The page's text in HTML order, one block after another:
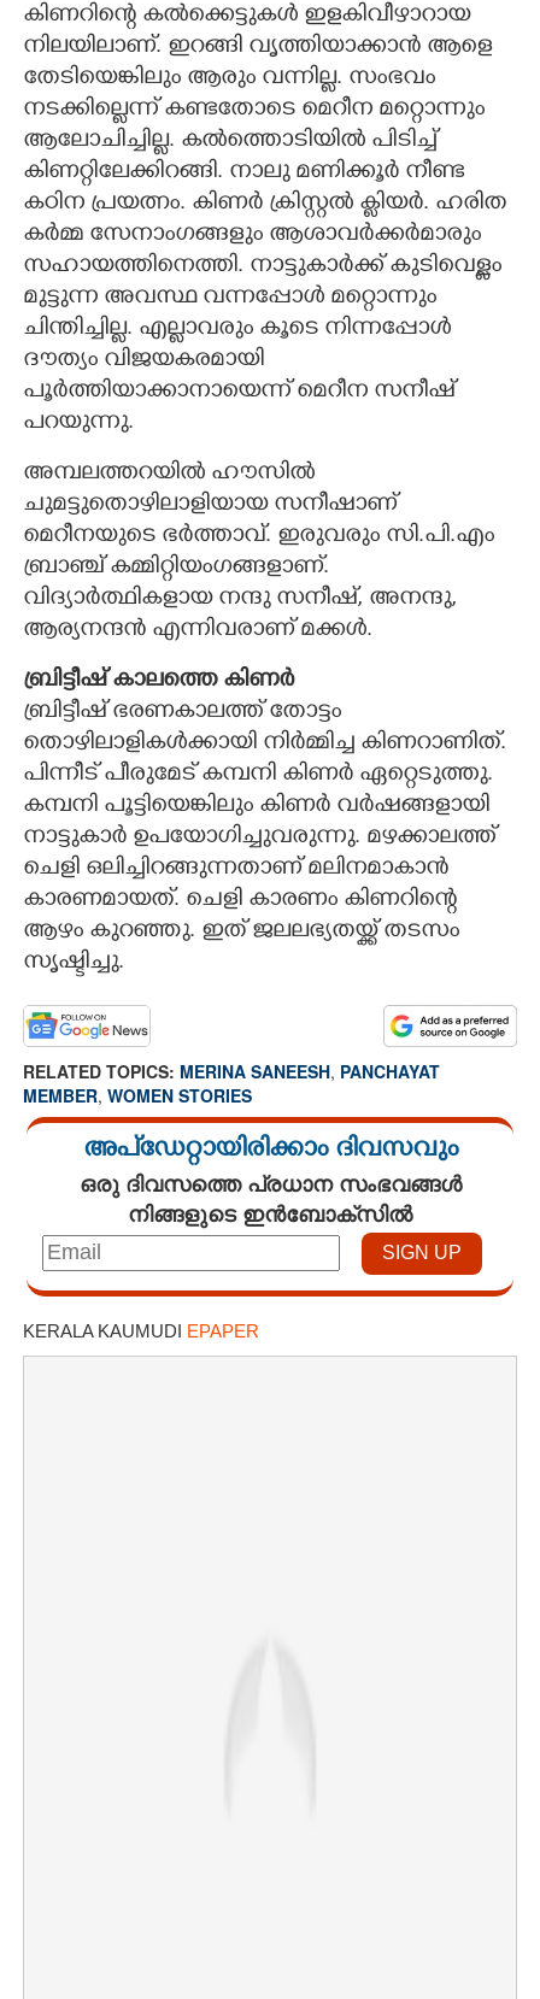
കിണറിന്റെ കൽക്കെട്ടുകൾ ഇളകിവീഴാറായ
നിലയിലാണ്. ഇറങ്ങി വൃത്തിയാക്കാൻ ആളെ
തേടിയെങ്കിലും ആരും വന്നില്ല. സംഭവം
നടക്കില്ലെന്ന് കണ്ടതോടെ മെറീന മറ്റൊന്നും
ആലോചിച്ചില്ല. കൽത്തൊടിയിൽ പിടിച്ച്
കിണറ്റിലേക്കിറങ്ങി. നാലു മണിക്കൂർ നീണ്ട
കഠിന പ്രയത്നം. കിണർ ക്രിസ്റ്റൽ ക്ലിയർ. ഹരിത
കർമ്മ സേനാംഗങ്ങളും ആശാവർക്കർമാരും
സഹായത്തിനെത്തി. നാട്ടുകാർക്ക് കുടിവെള്ളം
മുട്ടുന്ന അവസ്ഥ വന്നപ്പോൾ മറ്റൊന്നും
ചിന്തിച്ചില്ല. എല്ലാവരും കൂടെ നിന്നപ്പോൾ
ദൗത്യം വിജയകരമായി
പൂർത്തിയാക്കാനായെന്ന് മെറീന സനീഷ്
പറയുന്നു.
അമ്പലത്തറയിൽ ഹൗസിൽ
ചുമട്ടുതൊഴിലാളിയായ സനീഷാണ്
മെറീനയുടെ ഭർത്താവ്. ഇരുവരും സി.പി.എം
ബ്രാഞ്ച് കമ്മിറ്റിയംഗങ്ങളാണ്.
വിദ്യാർത്ഥികളായ നന്ദു സനീഷ്, അനന്ദു,
ആര്യനന്ദൻ എന്നിവരാണ് മക്കൾ.
ബ്രിട്ടീഷ് കാലത്തെ കിണർ
ബ്രിട്ടീഷ് ഭരണകാലത്ത് തോട്ടം
തൊഴിലാളികൾക്കായി നിർമ്മിച്ച കിണറാണിത്.
പിന്നീട് പീരുമേട് കമ്പനി കിണർ ഏറ്റെടുത്തു.
കമ്പനി പൂട്ടിയെങ്കിലും കിണർ വർഷങ്ങളായി
നാട്ടുകാർ ഉപയോഗിച്ചുവരുന്നു. മഴക്കാലത്ത്
ചെളി ഒലിച്ചിറങ്ങുന്നതാണ് മലിനമാകാൻ
കാരണമായത്. ചെളി കാരണം കിണറിന്റെ
ആഴം കുറഞ്ഞു. ഇത് ജലലഭ്യതയ്ക്ക് തടസം
സൃഷ്ടിച്ചു.
RELATED TOPICS: MERINA SANEESH, PANCHAYAT
MEMBER, WOMEN STORIES
അപ്ഡേറ്റായിരിക്കാം ദിവസവും
ഒരു ദിവസത്തെ പ്രധാന സംഭവങ്ങൾ
നിങ്ങളുടെ ഇൻബോക്സിൽ
KERALA KAUMUDI EPAPER